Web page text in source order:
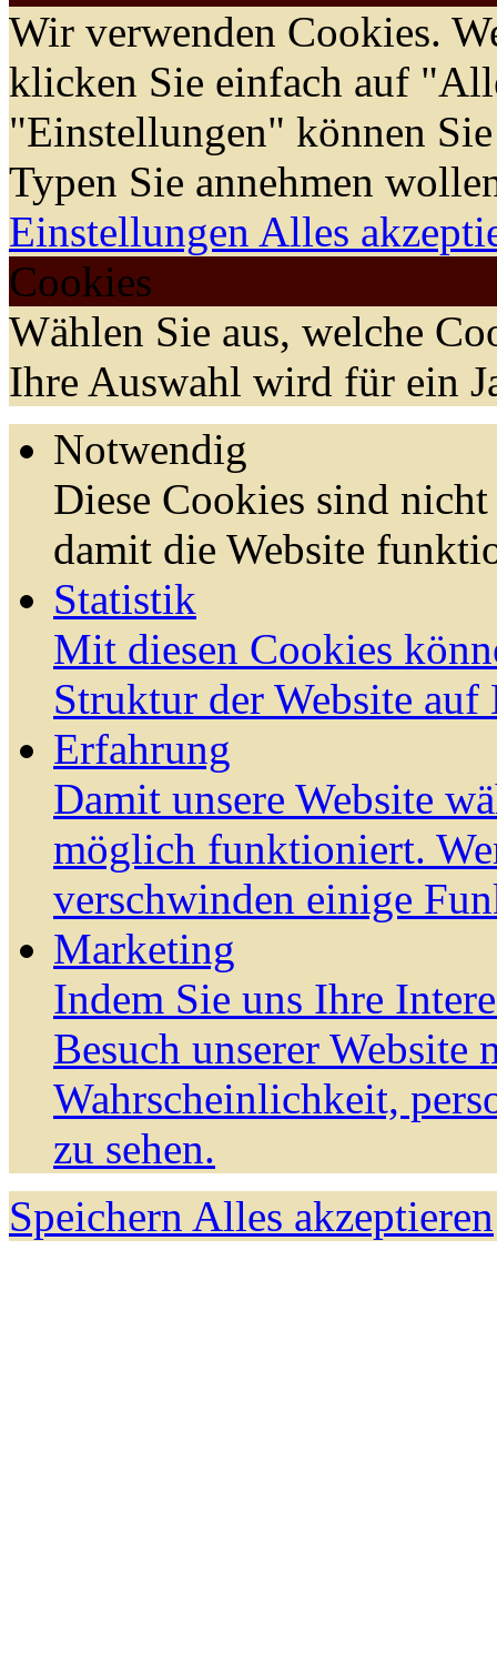
Wir verwenden Cookies.
klicken Sie einfach auf
"Einstellungen" können
Typen Sie annehmen
Einstellungen Alles
Cookies
Wählen Sie aus, welche
Ihre Auswahl wird für ein
Notwendig
Diese Cookies sind
damit die Website
Statistik
Mit diesen Cookies
Struktur der Website auf
Erfahrung
Damit unsere Website
möglich funktioniert.
verschwinden einige
Marketing
Indem Sie uns Ihre
Besuch unserer Website
Wahrscheinlichkeit,
zu sehen.
Speichern Alles akzeptieren